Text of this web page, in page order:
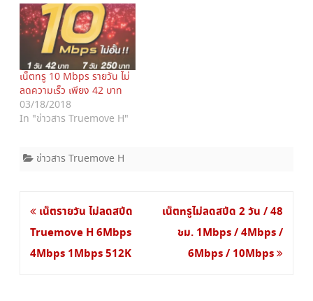
n
s
i
n
n
e
w
w
i
n
d
o
w
)
e
n
s
i
n
n
e
w
w
i
n
o
w
เน็ตทรู 10 Mbps รายวัน ไม่
ลดความเร็ว เพียง 42 บาท
03/18/2018
In "ข่าวสาร Truemove H"
ข่าวสาร Truemove H
แนะแนว
เรื่อง
เน็ตรายวัน ไม่ลดสปีด
Truemove H 6Mbps
4Mbps 1Mbps 512K
เน็ตทรูไม่ลดสปีด 2 วัน / 48
ชม. 1Mbps / 4Mbps /
6Mbps / 10Mbps